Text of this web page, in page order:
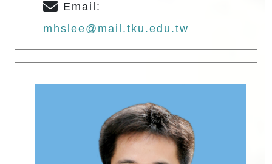
Email:
mhslee@mail.tku.edu.tw